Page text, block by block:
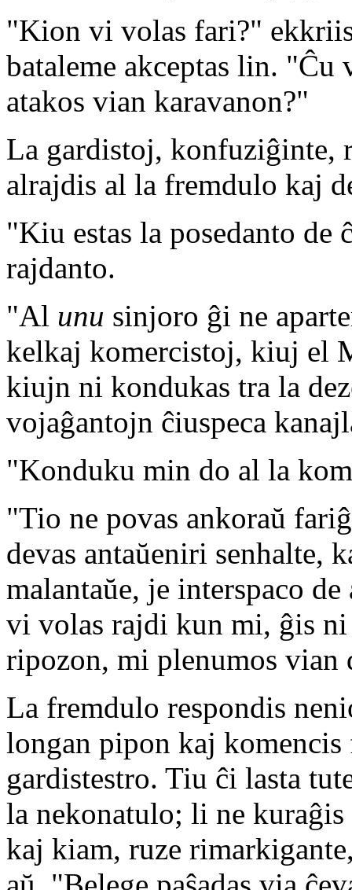
"Kion vi volas fari?"
bataleme akceptas lin. "Ĉu
atakos vian karavanon?"
La gardistoj, konfuziĝinte,
alrajdis al la fremdulo kaj
"Kiu estas la posedanto de
rajdanto.
"Al unu sinjoro ĝi ne
kelkaj komercistoj, kiuj el
kiujn ni kondukas tra la
vojaĝantojn ĉiuspeca
"Konduku min do al la
"Tio ne povas ankoraŭ
devas antaŭeniri senhalte,
malantaŭe, je interspaco
vi volas rajdi kun mi, ĝis ni
ripozon, mi plenumos vian
La fremdulo respondis
longan pipon kaj
gardistestro. Tiu ĉi lasta
la nekonatulo; li ne
kaj kiam, ruze